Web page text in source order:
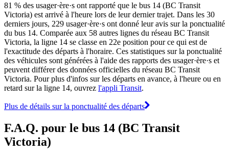
81 % des usager·ère·s ont rapporté que le bus 14 (BC Transit
Victoria) est arrivé à l'heure lors de leur dernier trajet. Dans les 30
derniers jours, 229 usager·ère·s ont donné leur avis sur la ponctualité
du bus 14. Comparée aux 58 autres lignes du réseau BC Transit
Victoria, la ligne 14 se classe en 22e position pour ce qui est de
l'exactitude des départs à l'horaire. Ces statistiques sur la ponctualité
des véhicules sont générées à l'aide des rapports des usager·ère·s et
peuvent différer des données officielles du réseau BC Transit
Victoria. Pour plus d'infos sur les départs en avance, à l'heure ou en
retard sur la ligne 14, ouvrez l'appli Transit.
Plus de détails sur la ponctualité des départs
F.A.Q. pour le bus 14 (BC Transit
Victoria)